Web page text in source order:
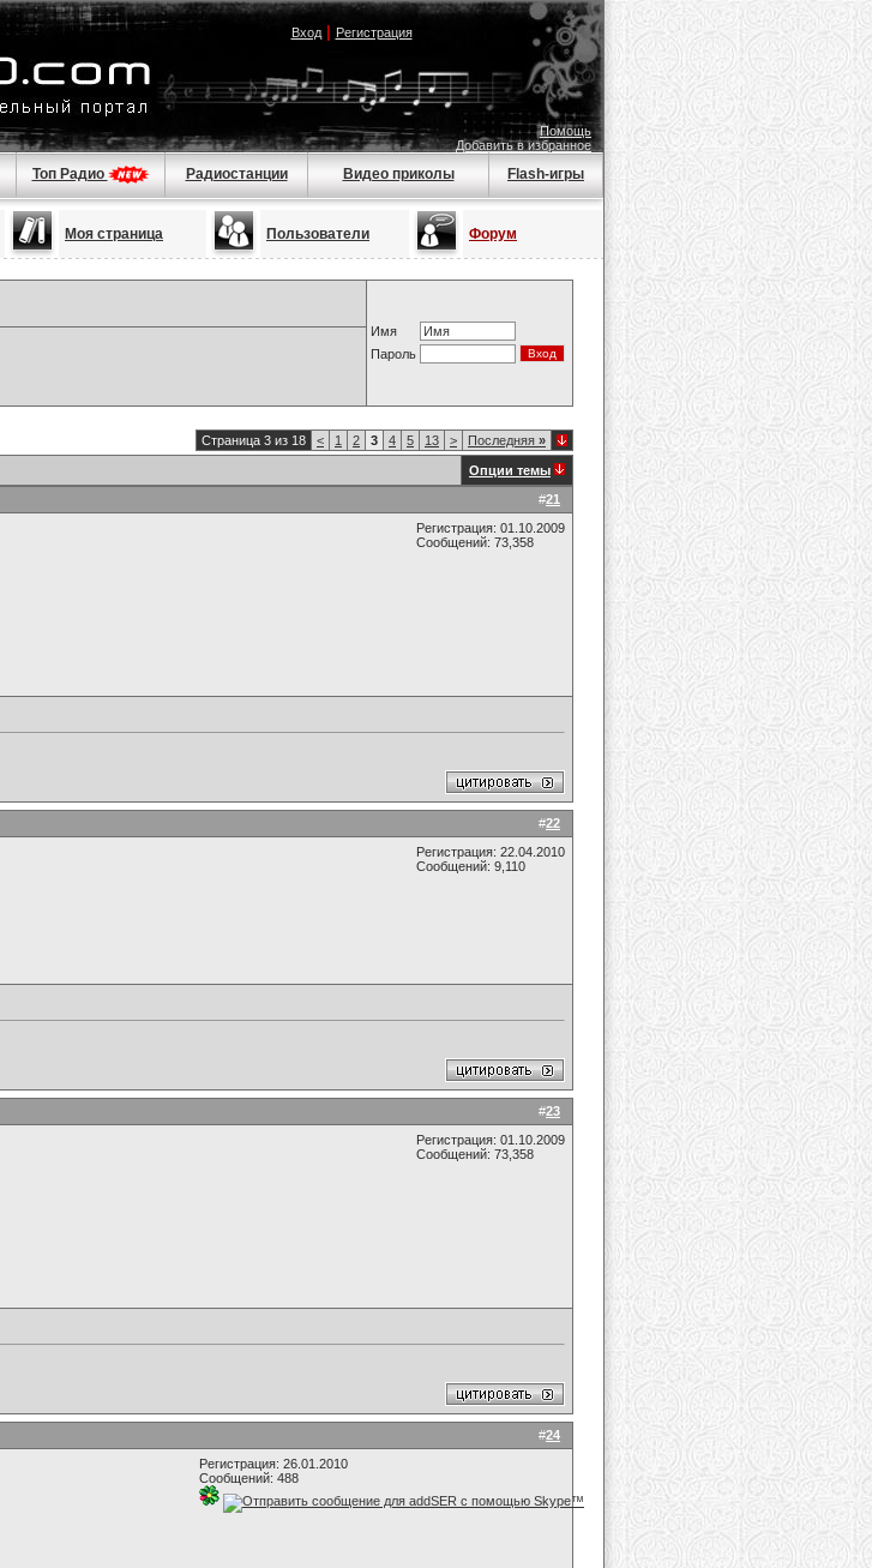
Вход| Регистрация
Помощь
Добавить в избранное
Топ Радио Радиостанции Видео приколы Flash-игры
Моя страница Пользователи Форум
Имя
Пароль
Страница 3 из 18 < 1 2 3 4 5 13 > Последняя »
Опции темы
#21
Регистрация: 01.10.2009
Сообщений: 73,358
#22
Регистрация: 22.04.2010
Сообщений: 9,110
#23
Регистрация: 01.10.2009
Сообщений: 73,358
#24
Регистрация: 26.01.2010
Сообщений: 488